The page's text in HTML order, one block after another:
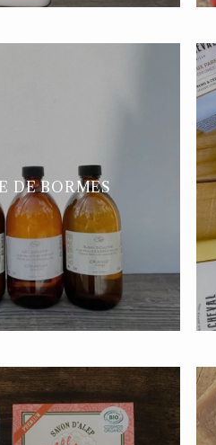
DE BORMES